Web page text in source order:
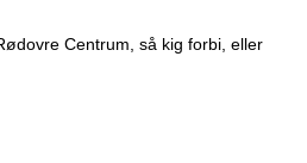
Centrum, så kig forbi, eller